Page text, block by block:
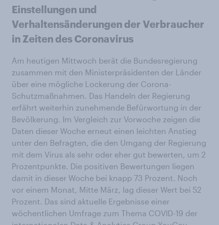
Einstellungen und
Verhaltensänderungen der Verbraucher
in Zeiten des Coronavirus
Am heutigen Mittwoch berät die Bundesregierung
zusammen mit den Ministerpräsidenten der Länder
über eine mögliche Lockerung der Corona-
Schutzmaßnahmen. Das Handeln der Regierung
erfährt weiterhin zunehmende Befürwortung in der
Bevölkerung. Im Vergleich zur Vorwoche zeigen die
Daten dieser Woche erneut einen leichten Anstieg
unter den Befragten, die den Umgang der Regierung
mit dem Virus als sehr oder eher gut bewerten, um 2
Prozentpunkte. Die positiven Bewertungen liegen
damit in dieser Woche bei knapp 73 Prozent. Noch
vor einem Monat, Mitte März, lag dieser Wert bei 52
Prozent. Das sind aktuelle Ergebnisse einer
wöchentlichen Umfrage zum Thema COVID-19 der